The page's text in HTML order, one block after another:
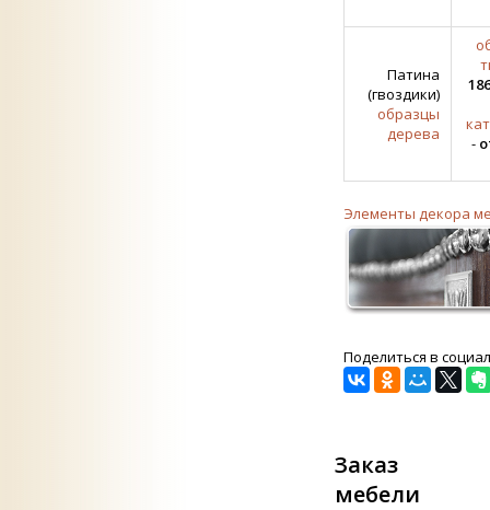
Патина
(гвоздики)
образцы
дерева
-
Элементы декора
Поделиться в
Заказ
мебели